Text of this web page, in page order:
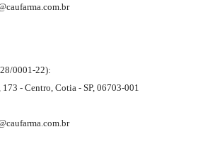
0001-22):
173 - Centro, Cotia - SP, 06703-001